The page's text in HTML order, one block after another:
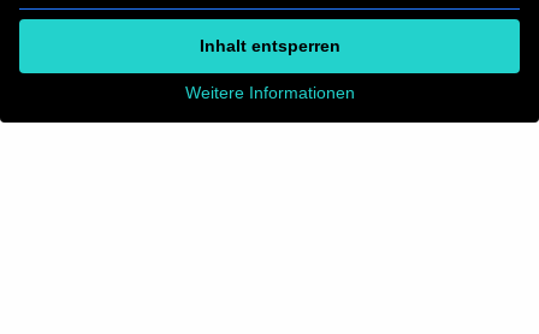
Inhalt entsperren
Weitere Informationen